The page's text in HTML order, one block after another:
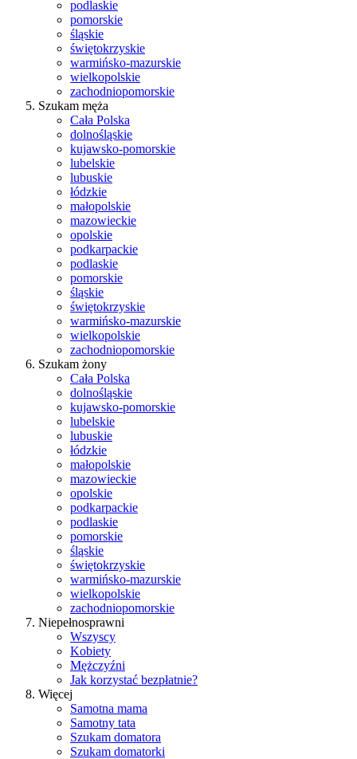
podlaskie
pomorskie
śląskie
świętokrzyskie
warmińsko-mazurskie
wielkopolskie
zachodniopomorskie
Szukam męża
Cała Polska
dolnośląskie
kujawsko-pomorskie
lubelskie
lubuskie
łódzkie
małopolskie
mazowieckie
opolskie
podkarpackie
podlaskie
pomorskie
śląskie
świętokrzyskie
warmińsko-mazurskie
wielkopolskie
zachodniopomorskie
Szukam żony
Cała Polska
dolnośląskie
kujawsko-pomorskie
lubelskie
lubuskie
łódzkie
małopolskie
mazowieckie
opolskie
podkarpackie
podlaskie
pomorskie
śląskie
świętokrzyskie
warmińsko-mazurskie
wielkopolskie
zachodniopomorskie
Niepełnosprawni
Wszyscy
Kobiety
Mężczyźni
Jak korzystać bezpłatnie?
Więcej
Samotna mama
Samotny tata
Szukam domatora
Szukam domatorki